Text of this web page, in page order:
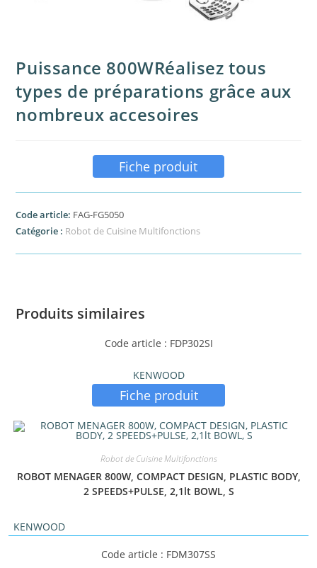
Puissance 800WRéalisez tous
types de préparations grâce aux
nombreux accesoires
Fiche produit
Code article: FAG-FG5050
Catégorie : Robot de Cuisine Multifonctions
Produits similaires
Code article : FDP302SI
KENWOOD
Fiche produit
Robot de Cuisine Multifonctions
ROBOT MENAGER 800W, COMPACT DESIGN, PLASTIC BODY,
2 SPEEDS+PULSE, 2,1lt BOWL, S
KENWOOD
Code article : FDM307SS